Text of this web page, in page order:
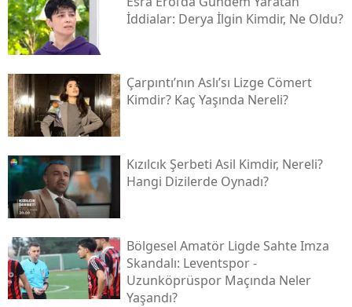
İddialar: Derya İlgin Kimdir, Ne Oldu?
Çarpıntı’nın Aslı’sı Lizge Cömert
Kimdir? Kaç Yaşında Nereli?
Kızılcık Şerbeti Asil Kimdir, Nereli?
Hangi Dizilerde Oynadı?
Bölgesel Amatör Ligde Sahte Imza
Skandalı: Leventspor -
Uzunköprüspor Maçında Neler
Yaşandı?